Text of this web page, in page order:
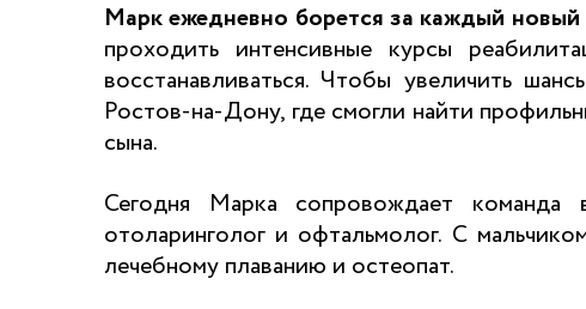
Марк ежедневно борется за каждый новый
проходить интенсивные курсы
восстанавливаться. Чтобы увеличить
Ростов-на-Дону, где смогли найти
сына.
Сегодня Марка сопровождает команда
отоларинголог и офтальмолог. С
лечебному плаванию и остеопат.